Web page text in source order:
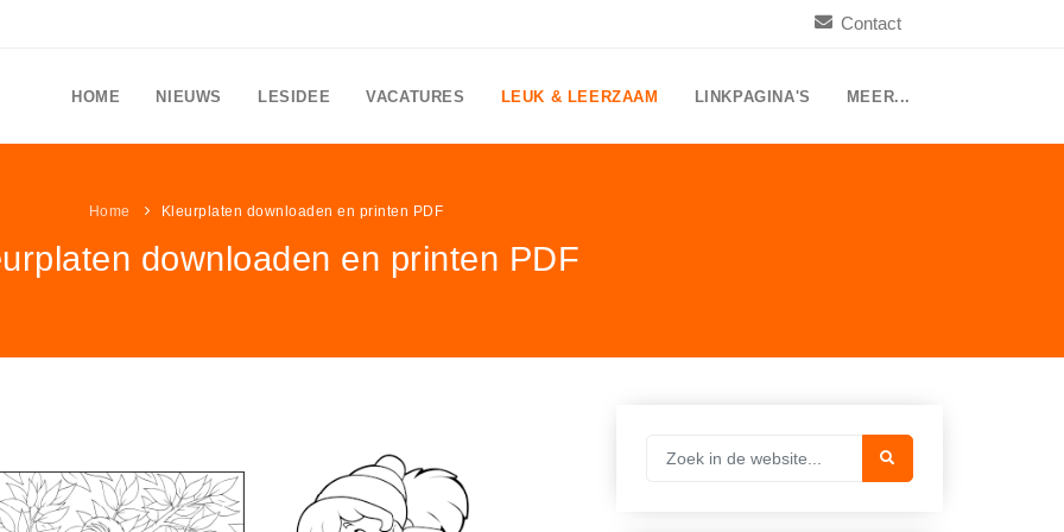
Contact
HOME NIEUWS LESIDEE VACATURES LEUK & LEERZAAM LINKPAGINA'S MEER...
Home Kleurplaten downloaden en printen PDF
downloaden en printen PDF